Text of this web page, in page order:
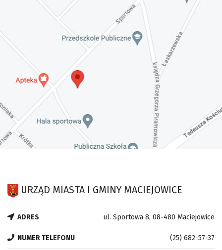
URZĄD MIASTA I GMINY MACIEJOWICE
ADRES ul. Sportowa 8, 08-480 Maciejowice
NUMER TELEFONU (25) 682-57-37